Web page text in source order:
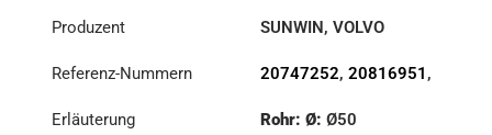
Produzent SUNWIN , VOLVO
Referenz-Nummern 20747252, 20816951 ,
70211660
Erläuterung Rohr: Ø: Ø50